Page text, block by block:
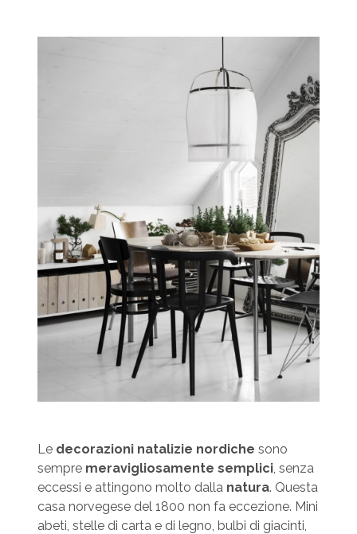
Le decorazioni natalizie nordiche sono
sempre meravigliosamente semplici, senza
eccessi e attingono molto dalla natura. Questa
casa norvegese del 1800 non fa eccezione. Mini
abeti, stelle di carta e di legno, bulbi di giacinti,